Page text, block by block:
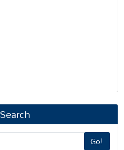
Search
Go!